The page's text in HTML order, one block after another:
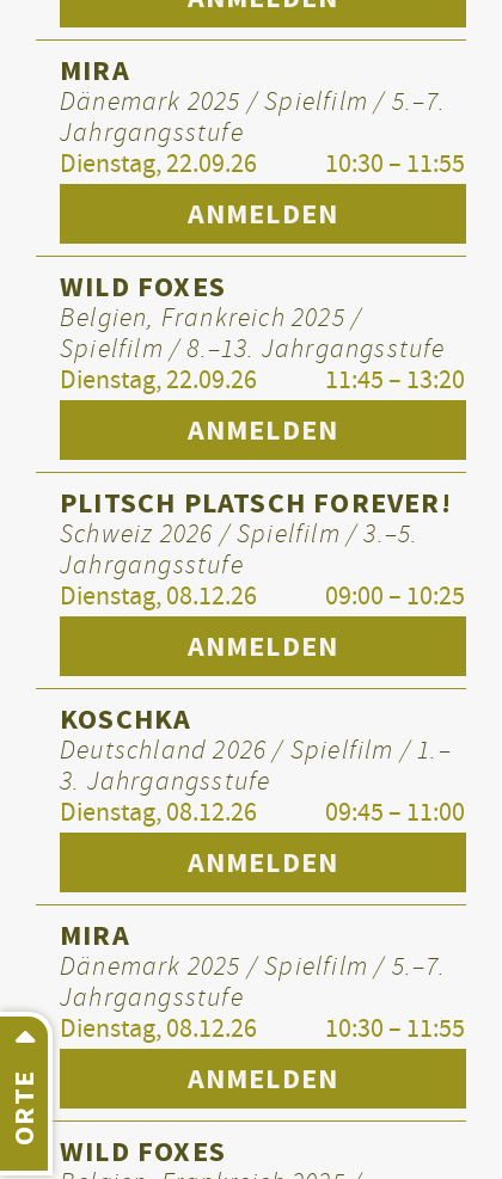
ORTE
MIRA
Dänemark 2025 / Spielfilm / 5.–7.
Jahrgangsstufe
Dienstag, 22.09.26
10:30 – 11:55
ANMELDEN
WILD FOXES
Belgien, Frankreich 2025 /
Spielfilm / 8.–13. Jahrgangsstufe
Dienstag, 22.09.26
11:45 – 13:20
ANMELDEN
PLITSCH PLATSCH FOREVER!
Schweiz 2026 / Spielfilm / 3.–5.
Jahrgangsstufe
Dienstag, 08.12.26
09:00 – 10:25
ANMELDEN
KOSCHKA
Deutschland 2026 / Spielfilm / 1.–
3. Jahrgangsstufe
Dienstag, 08.12.26
09:45 – 11:00
ANMELDEN
MIRA
Dänemark 2025 / Spielfilm / 5.–7.
Jahrgangsstufe
Dienstag, 08.12.26
10:30 – 11:55
ANMELDEN
WILD FOXES